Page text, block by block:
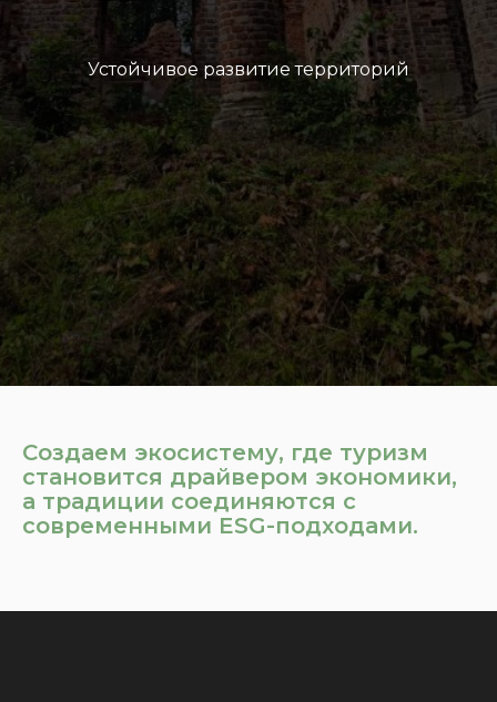
Устойчивое развитие территорий
Создаем экосистему, где туризм
становится драйвером экономики,
а традиции соединяются с
современными ESG-подходами.